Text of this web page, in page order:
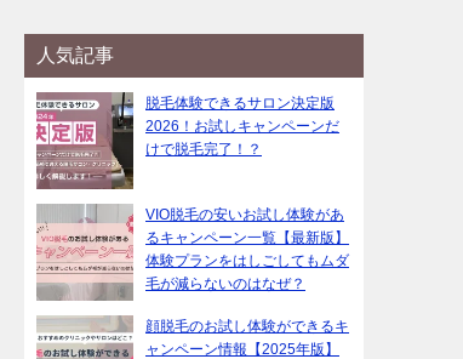
人気記事
脱毛体験できるサロン決定版
2026！お試しキャンペーンだ
けで脱毛完了！？
VIO脱毛の安いお試し体験があ
るキャンペーン一覧【最新版】
体験プランをはしごしてもムダ
毛が減らないのはなぜ？
顔脱毛のお試し体験ができるキ
ャンペーン情報【2025年版】